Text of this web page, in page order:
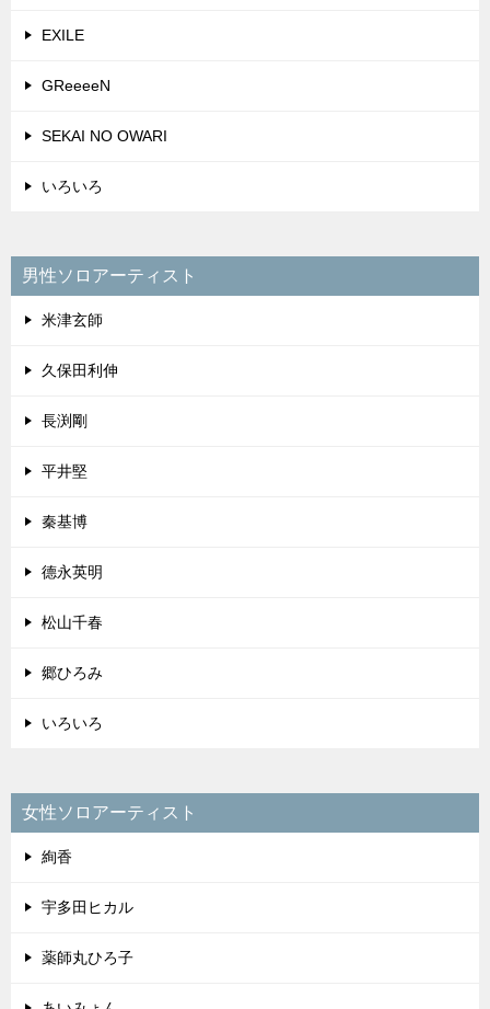
EXILE
GReeeeN
SEKAI NO OWARI
いろいろ
男性ソロアーティスト
米津玄師
久保田利伸
長渕剛
平井堅
秦基博
德永英明
松山千春
郷ひろみ
いろいろ
女性ソロアーティスト
絢香
宇多田ヒカル
薬師丸ひろ子